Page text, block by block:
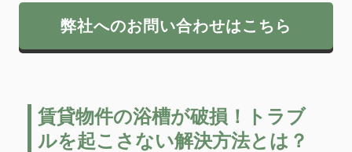
弊社へのお問い合わせはこちら
賃貸物件の浴槽が破損！トラブ
ルを起こさない解決方法とは？